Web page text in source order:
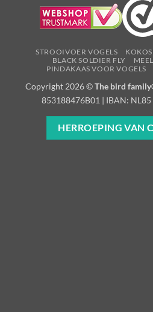
STROOIVOER VOGELS
BLACK SOLDIER FLY
PINDAKAAS VOOR VOGELS
Copyright 2026 ©The bird
853188476B01 | IBAN: NL85
HERROEPING VAN